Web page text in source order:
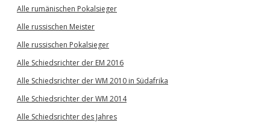
Alle rumänischen Pokalsieger
Alle russischen Meister
Alle russischen Pokalsieger
Alle Schiedsrichter der EM 2016
Alle Schiedsrichter der WM 2010 in Südafrika
Alle Schiedsrichter der WM 2014
Alle Schiedsrichter des Jahres